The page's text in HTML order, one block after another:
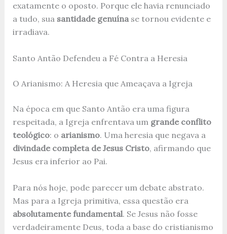
exatamente o oposto. Porque ele havia renunciado
a tudo, sua santidade genuínase tornou evidente e
irradiava.
Santo Antão Defendeu a Fé Contra a Heresia
O Arianismo: A Heresia que Ameaçava a Igreja
Na época em que Santo Antão era uma figura
respeitada, a Igreja enfrentava um grande conflito
teológico: o arianismo. Uma heresia que negava a
divindade completa de Jesus Cristo, afirmando que
Jesus era inferior ao Pai.
Para nós hoje, pode parecer um debate abstrato.
Mas para a Igreja primitiva, essa questão era
absolutamente fundamental. Se Jesus não fosse
verdadeiramente Deus, toda a base do cristianismo